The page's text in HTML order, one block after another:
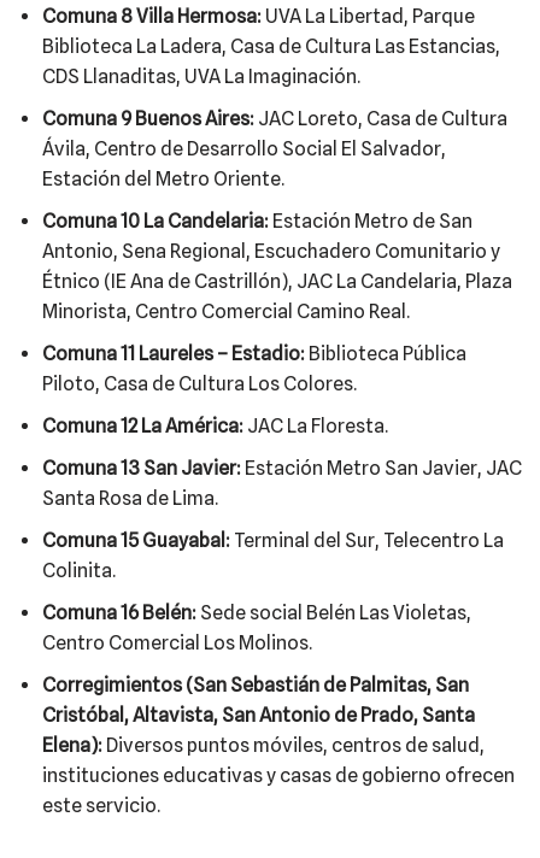
Comuna 8 Villa Hermosa: UVA La Libertad, Parque
Biblioteca La Ladera, Casa de Cultura Las Estancias,
CDS Llanaditas, UVA La Imaginación.
Comuna 9 Buenos Aires: JAC Loreto, Casa de Cultura
Ávila, Centro de Desarrollo Social El Salvador,
Estación del Metro Oriente.
Comuna 10 La Candelaria: Estación Metro de San
Antonio, Sena Regional, Escuchadero Comunitario y
Étnico (IE Ana de Castrillón), JAC La Candelaria, Plaza
Minorista, Centro Comercial Camino Real.
Comuna 11 Laureles – Estadio: Biblioteca Pública
Piloto, Casa de Cultura Los Colores.
Comuna 12 La América: JAC La Floresta.
Comuna 13 San Javier: Estación Metro San Javier, JAC
Santa Rosa de Lima.
Comuna 15 Guayabal: Terminal del Sur, Telecentro La
Colinita.
Comuna 16 Belén: Sede social Belén Las Violetas,
Centro Comercial Los Molinos.
Corregimientos (San Sebastián de Palmitas, San
Cristóbal, Altavista, San Antonio de Prado, Santa
Elena): Diversos puntos móviles, centros de salud,
instituciones educativas y casas de gobierno ofrecen
este servicio.